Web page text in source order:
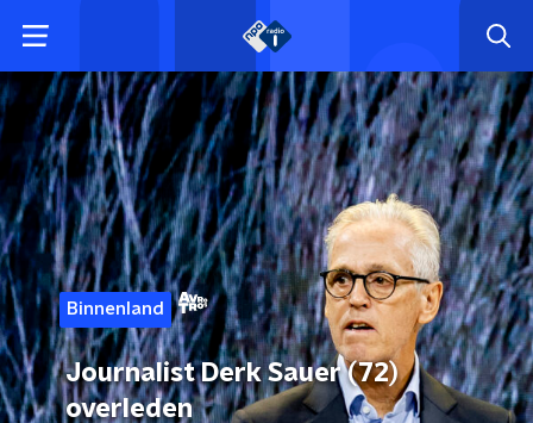
Binnenland
Journalist Derk Sauer (72)
overleden